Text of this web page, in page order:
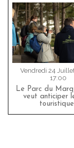
Vendredi 24
17:00
Le Parc du
veut anticiper